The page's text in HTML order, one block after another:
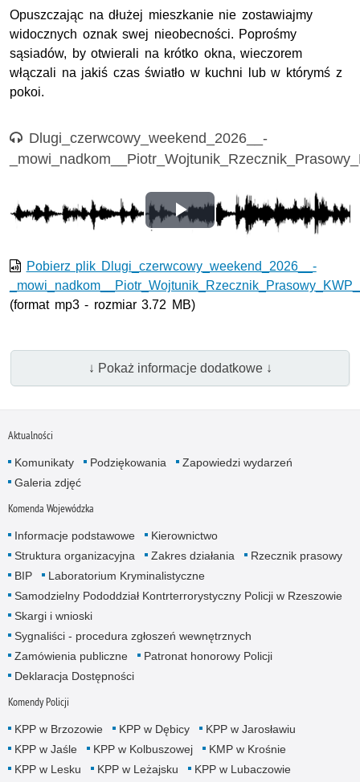
Opuszczając na dłużej mieszkanie nie zostawiajmy
widocznych oznak swej nieobecności. Poprośmy
sąsiadów, by otwierali na krótko okna, wieczorem
włączali na jakiś czas światło w kuchni lub w którymś z
pokoi.
Nagranie audio
Dlugi_czerwcowy_weekend_2026__-
Odtwórz
wideo
Pobierz plik Dlugi_czerwcowy_weekend_2026__-
(format mp3 - rozmiar 3.72 MB)
↓ Pokaż informacje dodatkowe ↓
Aktualności
Komunikaty Podziękowania
Zapowiedzi wydarzeń
Galeria zdjęć
Komenda Wojewódzka
Informacje podstawowe
Kierownictwo
Struktura organizacyjna
Zakres działania
Rzecznik prasowy
BIP
Laboratorium Kryminalistyczne
Samodzielny Pododdział Kontrterrorystyczny Policji w Rzeszowie
Skargi i wnioski
Sygnaliści - procedura zgłoszeń wewnętrznych
Zamówienia publiczne
Patronat honorowy Policji
Deklaracja Dostępności
Komendy Policji
KPP w Brzozowie KPP w Dębicy
KPP w Jarosławiu
KPP w Jaśle
KPP w Kolbuszowej
KMP w Krośnie
KPP w Lesku
KPP w Leżajsku
KPP w Lubaczowie